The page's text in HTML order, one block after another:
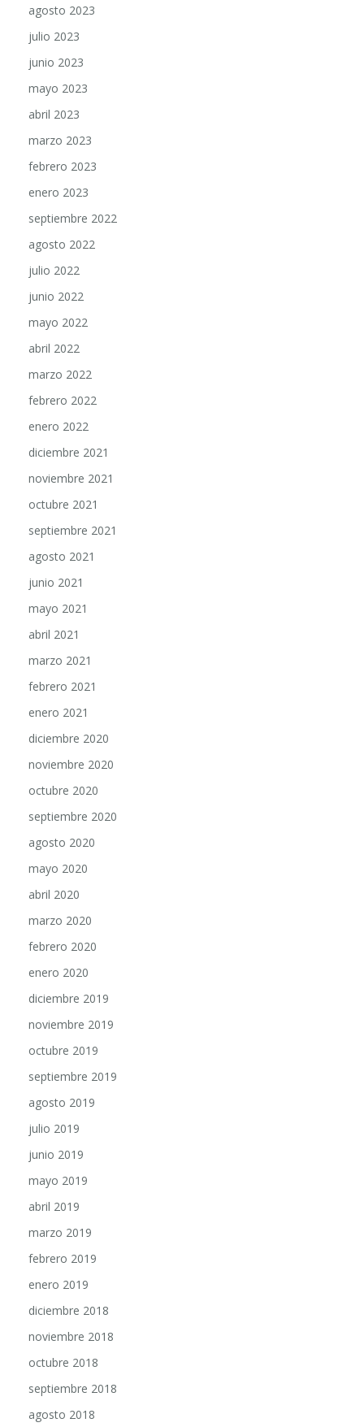
agosto 2023
julio 2023
junio 2023
mayo 2023
abril 2023
marzo 2023
febrero 2023
enero 2023
septiembre 2022
agosto 2022
julio 2022
junio 2022
mayo 2022
abril 2022
marzo 2022
febrero 2022
enero 2022
diciembre 2021
noviembre 2021
octubre 2021
septiembre 2021
agosto 2021
junio 2021
mayo 2021
abril 2021
marzo 2021
febrero 2021
enero 2021
diciembre 2020
noviembre 2020
octubre 2020
septiembre 2020
agosto 2020
mayo 2020
abril 2020
marzo 2020
febrero 2020
enero 2020
diciembre 2019
noviembre 2019
octubre 2019
septiembre 2019
agosto 2019
julio 2019
junio 2019
mayo 2019
abril 2019
marzo 2019
febrero 2019
enero 2019
diciembre 2018
noviembre 2018
octubre 2018
septiembre 2018
agosto 2018